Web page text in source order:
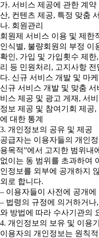
가. 서비스 제공에 관한 계
산, 컨텐츠 제공, 특정 맞춤
나. 회원관리
회원제 서비스 이용 및 제한
인식별, 불량회원의 부정 이
확인, 가입 및 가입횟수 제
리 등 민원처리, 고지사항 전
다. 신규 서비스 개발 및 마
신규 서비스 개발 및 맞춤
비스 제공 및 광고 게재, 서
정보 제공 및 참여기회 제공
에 대한 통계
3. 개인정보의 공유 및 제공
공급자는 이용자들의 개인
용목적”에서 고지한 범위내
없이는 동 범위를 초과하여
인정보를 외부에 공개하지
외로 합니다.
– 이용자들이 사전에 공개에
– 법령의 규정에 의거하거
와 방법에 따라 수사기관의
4. 개인정보의 보유 및 이용
이용자의 개인정보는 원칙